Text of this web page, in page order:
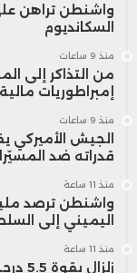
واشنطن تراهن
السكانديوم
منذ 9 ساعات
من التذاكر إلى
إمبراطوريات
منذ 9 ساعات
قدراته ضد
منذ 11 ساعة
واشنطن ترصد
اليميني إلى
منذ 11 ساعة
زلزال بقوة 5.5 درجة يضرب منطقة في ألاسكا